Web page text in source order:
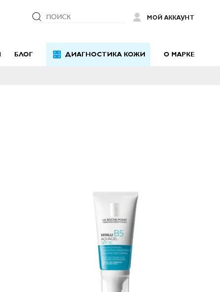
МОЙ АККАУНТ
БЛОГ ДИАГНОСТИКА КОЖИ О МАРКЕ
ПОИСК